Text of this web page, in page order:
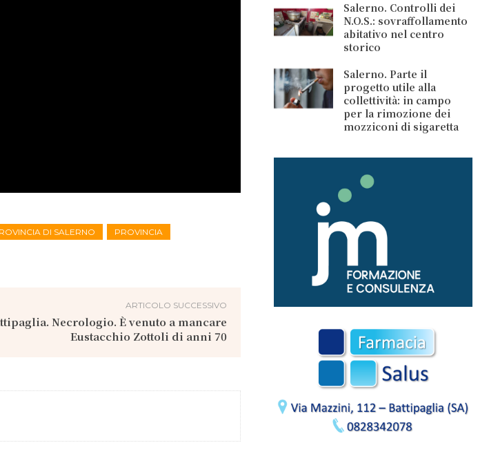
DI SALERNO
PROVINCIA
ARTICOLO SUCCESSIVO
Necrologio. È venuto a mancare
Eustacchio Zottoli di anni 70
Salerno. Controlli dei
N.O.S.: sovraffollamento
abitativo nel centro
storico
Salerno. Parte il
progetto utile alla
collettività: in campo
per la rimozione dei
mozziconi di sigaretta